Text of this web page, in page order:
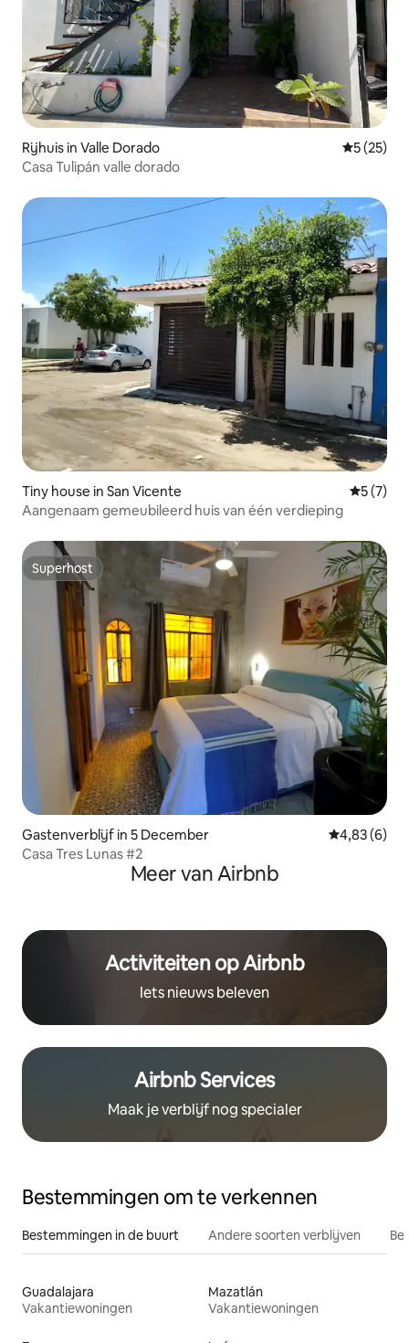
Rijhuis in Valle Dorado
5 (25)
Casa Tulipán valle dorado
Tiny house in San Vicente
5 (7)
Aangenaam gemeubileerd huis van één verdieping
Superhost
Superhost
Gastenverblijf in 5 December Gemiddelde
4,83 (6)
Casa Tres Lunas #2
Meer van Airbnb
Activiteiten op Airbnb
Iets nieuws beleven
Airbnb Services
Maak je verblijf nog specialer
Bestemmingen om te verkennen
Bestemmingen in de buurt Andere soorten verblijven
Guadalajara
Vakantiewoningen
Mazatlán
Vakantiewoningen